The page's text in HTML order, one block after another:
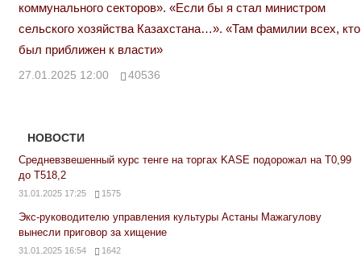
коммунального секторов». «Если бы я стал министром
сельского хозяйства Казахстана…». «Там фамилии всех, кто
был приближен к власти»
27.01.2025 12:00 40536
НОВОСТИ
Средневзвешенный курс тенге на торгах KASE подорожал на Т0,99
до Т518,2
31.01.2025 17:25 1575
Экс-руководителю управления культуры Астаны Мажагулову
вынесли приговор за хищение
31.01.2025 16:54 1642